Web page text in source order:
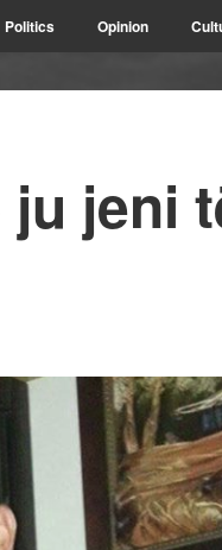
Politics Opinion
ju jeni